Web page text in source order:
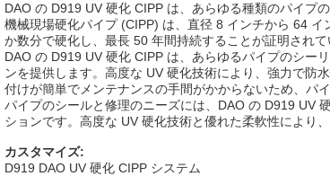
DAO の D919 UV 硬化 CIPP は、あらゆる種類のパイプ
機械現場硬化パイプ (CIPP) は、直径 8 インチから 64
か数分で硬化し、最長 50 年間持続することが証明されて
DAO の D919 UV 硬化 CIPP は、あらゆるパイプのシー
ンを提供します。高度な UV 硬化技術により、強力で防
付けが簡単でメンテナンスの手間がかからないため、パ
パイプのシールと修理のニーズには、DAO の D919 UV
ションです。高度な UV 硬化技術と優れた柔軟性により
カスタマイズ:
D919 DAO UV 硬化 CIPP システム